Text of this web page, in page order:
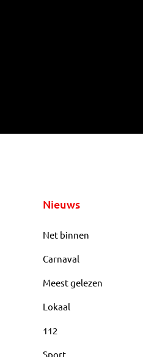
Nieuws
Net binnen
Carnaval
Meest gelezen
Lokaal
112
Sport